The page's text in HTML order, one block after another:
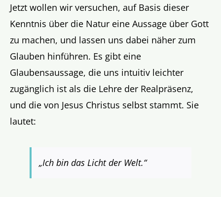
Jetzt wollen wir versuchen, auf Basis dieser
Kenntnis über die Natur eine Aussage über Gott
zu machen, und lassen uns dabei näher zum
Glauben hinführen. Es gibt eine
Glaubensaussage, die uns intuitiv leichter
zugänglich ist als die Lehre der Realpräsenz,
und die von Jesus Christus selbst stammt. Sie
lautet:
„Ich bin das Licht der Welt.“